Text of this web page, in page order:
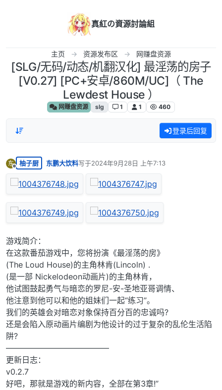
真紅の資源討論組
主页 资源发布区 网赚盘资源
[SLG/无码/动态/机翻汉化] 最淫荡的房子
[V0.27] [PC+安卓/860M/UC]（ The
Lewdest House ）
网赚盘资源 slg 1 1 460
登录后回复
东
离线
柚子厨 东鹏大饮料写于2024年9月28日 上午7:13
最后由 编辑
游戏简介：
在这款番茄游戏中，您将扮演《最淫荡的房》
(The Loud House)的主角林肯(Lincoln) .
(是一部 Nickelodeon动画片)的主角林肯，
他试图鼓起勇气与暗恋的罗尼-安-圣地亚哥调情、
他注意到他可以和他的姐妹们一起“练习”。
我们的英雄会对暗恋对象保持百分百的忠诚吗?
还是会陷入原动画片编剧为他设计的过于复杂的乱伦生活陷
阱?
—————————————
更新日志：
v0.2.7
好吧，那就是游戏的新内容，全部在第3章!”